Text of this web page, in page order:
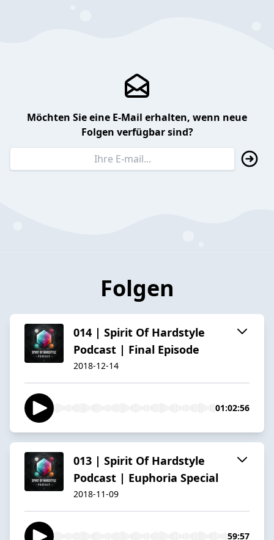
Möchten Sie eine E-Mail erhalten, wenn neue
Folgen verfügbar sind?
Folgen
014 | Spirit Of Hardstyle
Podcast | Final Episode
2018-12-14
01:02:56
013 | Spirit Of Hardstyle
Podcast | Euphoria Special
2018-11-09
59:57